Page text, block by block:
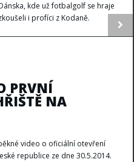
kde už fotbalgolf se hraje
i profíci z Kodaně.
PRVNÍ
NA
video o oficiální otevření
republice ze dne 30.5.2014.